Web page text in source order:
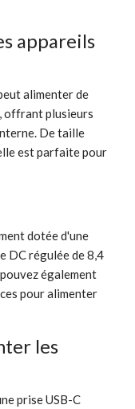
appareils
alimenter de
offrant plusieurs
De taille
est parfaite pour
dotée d'une
DC régulée de 8,4
également
pour alimenter
les
prise USB-C